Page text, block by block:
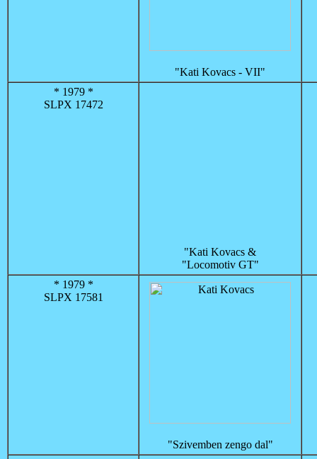
"Kati Kovacs - VII"
* 1979 *
SLPX 17472
"Kati Kovacs &
"Locomotiv GT"
* 1979 *
SLPX 17581
"Szivemben zengo dal"